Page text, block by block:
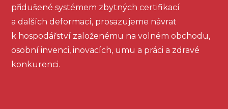
přidušené systémem zbytných certifikací
a dalších deformací, prosazujeme návrat
k hospodářství založenému na volném obchodu,
osobní invenci, inovacích, umu a práci a zdravé
konkurenci.